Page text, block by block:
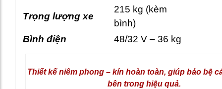
Trọng lượng xe
215 kg (kèm
bình)
Bình điện
48/32 V – 36 kg
Thiết kế niêm phong – kín hoàn toàn, giúp bảo bệ
bên trong hiệu quả.